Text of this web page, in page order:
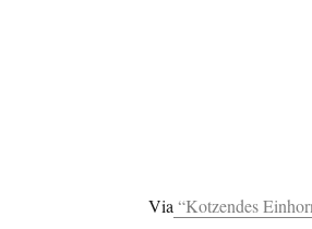
Via“Kotzendes